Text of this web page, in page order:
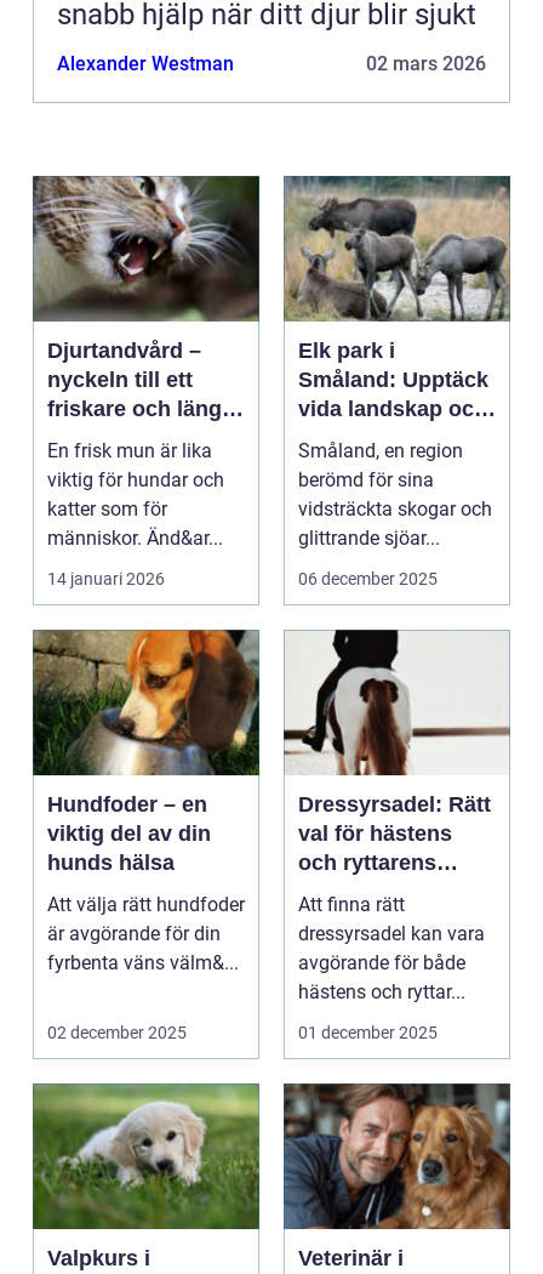
snabb hjälp när ditt djur blir sjukt
Alexander Westman 02 mars 2026
Djurtandvård –
nyckeln till ett
friskare och längre
liv för hund och
katt
En frisk mun är lika
viktig för hundar och
katter som för
människor. Änd&ar...
14 januari 2026
Elk park i
Småland: Upptäck
vida landskap och
majestätiska älgar
Småland, en region
berömd för sina
vidsträckta skogar och
glittrande sjöar...
06 december 2025
Hundfoder – en
viktig del av din
hunds hälsa
Att välja rätt hundfoder
är avgörande för din
fyrbenta väns välm&...
02 december 2025
Dressyrsadel: Rätt
val för hästens
och ryttarens
perfekta balans
Att finna rätt
dressyrsadel kan vara
avgörande för både
hästens och ryttar...
01 december 2025
Valpkurs i
Veterinär i